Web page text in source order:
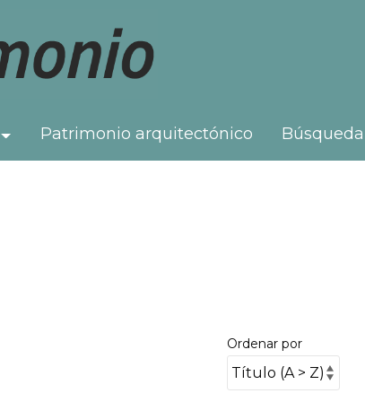
Toggle Dropdown
Patrimonio arquitectónico Búsqueda
Ordenar por